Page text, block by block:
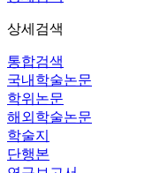
상세검색
통합검색
국내학술논문
학위논문
해외학술논문
학술지
단행본